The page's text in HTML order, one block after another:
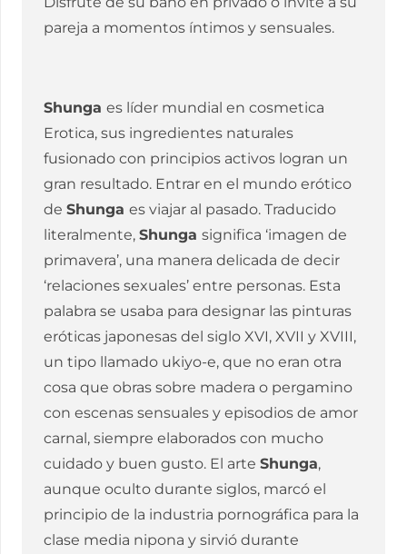
pareja a momentos íntimos y sensuales.
Shunga es líder mundial en cosmetica
Erotica, sus ingredientes naturales
fusionado con principios activos logran un
gran resultado. Entrar en el mundo erótico
de Shunga es viajar al pasado. Traducido
literalmente, Shunga significa ‘imagen de
primavera’, una manera delicada de decir
‘relaciones sexuales’ entre personas. Esta
palabra se usaba para designar las pinturas
eróticas japonesas del siglo XVI, XVII y XVIII,
un tipo llamado ukiyo-e, que no eran otra
cosa que obras sobre madera o pergamino
con escenas sensuales y episodios de amor
carnal, siempre elaborados con mucho
cuidado y buen gusto. El arte Shunga,
aunque oculto durante siglos, marcó el
principio de la industria pornográfica para la
clase media nipona y sirvió durante